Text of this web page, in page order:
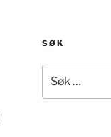
SØK
etter: